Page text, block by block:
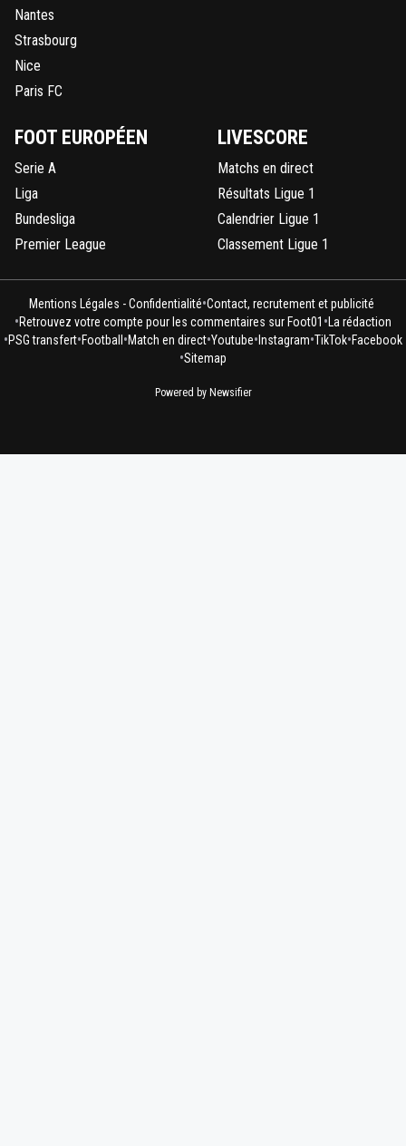
Nantes
Strasbourg
Nice
Paris FC
FOOT EUROPÉEN
Serie A
Liga
Bundesliga
Premier League
LIVESCORE
Matchs en direct
Résultats Ligue 1
Calendrier Ligue 1
Classement Ligue 1
Mentions Légales - Confidentialité•Contact, recrutement et publicité
•Retrouvez votre compte pour les commentaires sur Foot01 • La rédaction
•PSG transfert•Football •Match en direct•Youtube• Instagram•TikTok•Facebook
•Sitemap
Powered by Newsifier